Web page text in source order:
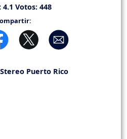
4.1 Votos: 448